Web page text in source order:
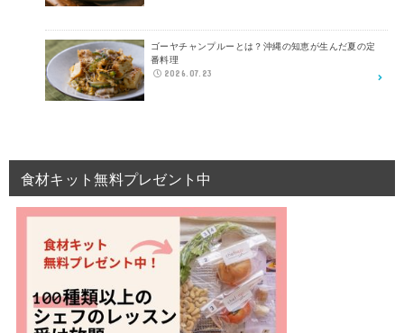
ゴーヤチャンプルーとは？沖縄の知恵が生んだ夏の定
番料理
2026.07.23
食材キット無料プレゼント中